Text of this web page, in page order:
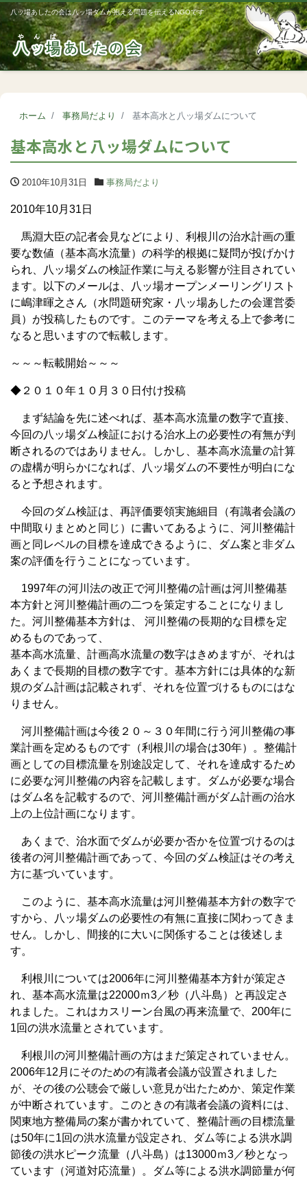
八ッ場あしたの会は八ッ場ダムが抱える問題を伝えるNGOです
ホーム 事務局だより 基本高水と八ッ場ダムについて
基本高水と八ッ場ダムについて
2010年10月31日 事務局だより
2010年10月31日
馬淵大臣の記者会見などにより、利根川の治水計画の重
要な数値（基本高水流量）の科学的根拠に疑問が投げかけ
られ、八ッ場ダムの検証作業に与える影響が注目されてい
ます。以下のメールは、八ッ場オープンメーリングリスト
に嶋津暉之さん（水問題研究家・八ッ場あしたの会運営委
員）が投稿したものです。このテーマを考える上で参考に
なると思いますので転載します。
～～～転載開始～～～
◆２０１０年１０月３０日付け投稿
まず結論を先に述べれば、基本高水流量の数字で直接、
今回の八ッ場ダム検証における治水上の必要性の有無が判
断されるのではありません。しかし、基本高水流量の計算
の虚構が明らかになれば、八ッ場ダムの不要性が明白にな
ると予想されます。
今回のダム検証は、再評価要領実施細目（有識者会議の
中間取りまとめと同じ）に書いてあるように、河川整備計
画と同レベルの目標を達成できるように、ダム案と非ダム
案の評価を行うことになっています。
1997年の河川法の改正で河川整備の計画は河川整備基
本方針と河川整備計画の二つを策定することになりまし
た。河川整備基本方針は、 河川整備の長期的な目標を定
めるものであって、
基本高水流量、計画高水流量の数字はきめますが、それは
あくまで長期的目標の数字です。基本方針には具体的な新
規のダム計画は記載されず、それを位置づけるものにはな
りません。
河川整備計画は今後２０～３０年間に行う河川整備の事
業計画を定めるものです（利根川の場合は30年）。整備計
画としての目標流量を別途設定して、それを達成するため
に必要な河川整備の内容を記載します。ダムが必要な場合
はダム名を記載するので、河川整備計画がダム計画の治水
上の上位計画になります。
あくまで、治水面でダムが必要か否かを位置づけるのは
後者の河川整備計画であって、今回のダム検証はその考え
方に基づいています。
このように、基本高水流量は河川整備基本方針の数字で
すから、八ッ場ダムの必要性の有無に直接に関わってきま
せん。しかし、間接的に大いに関係することは後述しま
す。
利根川については2006年に河川整備基本方針が策定さ
れ、基本高水流量は22000ｍ3／秒（八斗島）と再設定さ
れました。これはカスリーン台風の再来流量で、200年に
1回の洪水流量とされています。
利根川の河川整備計画の方はまだ策定されていません。
2006年12月にそのための有識者会議が設置されました
が、その後の公聴会で厳しい意見が出たためか、策定作業
が中断されています。このときの有識者会議の資料には、
関東地方整備局の案が書かれていて、整備計画の目標流量
は50年に1回の洪水流量が設定され、ダム等による洪水調
節後の洪水ピーク流量（八斗島）は13000ｍ3／秒となっ
ています（河道対応流量）。ダム等による洪水調節量が何